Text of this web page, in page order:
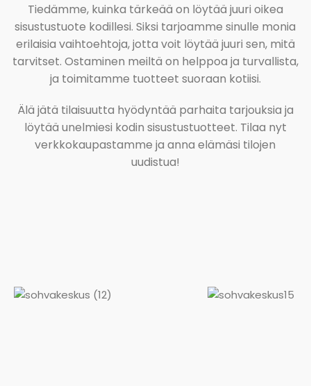
Tiedämme, kuinka tärkeää on löytää juuri oikea
sisustustuote kodillesi. Siksi tarjoamme sinulle monia
erilaisia vaihtoehtoja, jotta voit löytää juuri sen, mitä
tarvitset. Ostaminen meiltä on helppoa ja turvallista,
ja toimitamme tuotteet suoraan kotiisi.
Älä jätä tilaisuutta hyödyntää parhaita tarjouksia ja
löytää unelmiesi kodin sisustustuotteet. Tilaa nyt
verkkokaupastamme ja anna elämäsi tilojen
uudistua!